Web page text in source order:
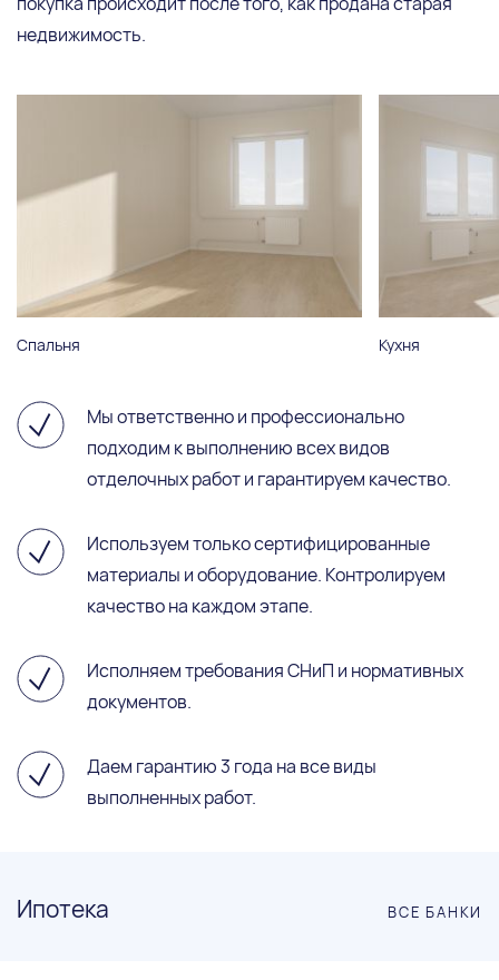
недвижимость.
Спальня Кухня
Мы ответственно и профессионально
подходим к выполнению всех видов
отделочных работ и гарантируем качество.
Используем только сертифицированные
материалы и оборудование. Контролируем
качество на каждом этапе.
Исполняем требования СНиП и нормативных
документов.
Даем гарантию 3 года на все виды
выполненных работ.
Ипотека ВСЕ БАНКИ